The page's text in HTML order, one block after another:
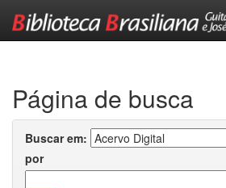
Página de busca
Buscar em:
por